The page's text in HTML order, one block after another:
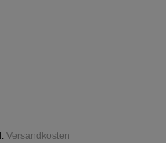
Versandkosten